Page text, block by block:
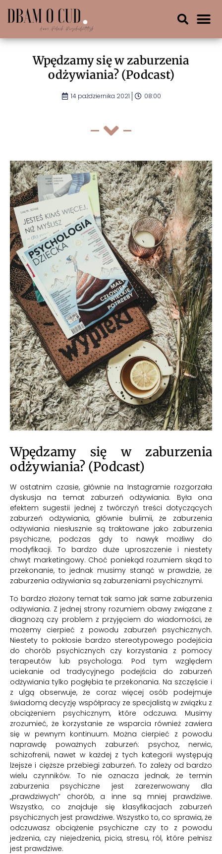
Wpędzamy się w zaburzenia
odżywiania? (Podcast)
14 października 2021 08:00
Wpędzamy się w zaburzenia
odżywiania? (Podcast)
W ostatnim czasie, głównie na Instagramie rozgorzała
dyskusja na temat zaburzeń odżywiania. Była ona
efektem sugestii jednej z twórczyń treści dotyczących
zaburzeń odżywiania, głównie bulimii, że zaburzenia
odżywiania niesłusznie są traktowane jako zaburzenia
psychiczne, podczas gdy to nawyk możliwy do
modyfikacji. To bardzo duże uproszczenie i niestety
chwyt marketingowy. Choć poniekąd rozumiem skąd to
przekonanie, to jednak musimy stanąć w prawdzie, że
zaburzenia odżywiania są zaburzeniami psychicznymi.
To bardzo złożony temat tak samo jak same zaburzenia
odżywiania. Z jednej strony rozumiem obawy związane z
diagnozą czy problem z przyjęciem do wiadomości, że
możemy cierpieć z powodu zaburzeń psychicznych.
Niestety to pokłosie bardzo stereotypowego podejścia
do chorób psychicznych czy korzystania z pomocy
terapeutów lub psychologa. Pod tym względem
uciekanie od tradycyjnego podejścia do zaburzeń
odżywiania tylko pogłębia te przekonania. Na szczęście i
z ulgą obserwuje, że coraz więcej osób podejmuje
świadomą decyzję współpracy ze specjalistą w związku z
obciążeniem psychicznym, które odczuwa. Musimy
zrozumieć, że korzystanie ze wsparcia również zawiera
się w pewnym kontinuum. Można cierpieć z powodu
naprawdę poważnych zaburzeń: psychoz, nerwic,
schizofrenii, nawet w każdej z tych kategorii występują
lżejsze i cięższe przebiegi zaburzeń. To zależy od bardzo
wielu czynników. To nie oznacza jednak, że termin
zaburzenia psychiczne jest zarezerwowany dla
„prawdziwych” chorób, a inne są mniej prawdziwe.
Wszystko, co znajduje się klasyfikacjach zaburzeń
psychicznych jest prawdziwe. Wszystko to, co sprawia, że
odczuwasz obciążenie psychiczne czy to z powodu
jedzenia, czy niejedzenia, picia, stresu, ról, które pełnisz
jest prawdziwe.